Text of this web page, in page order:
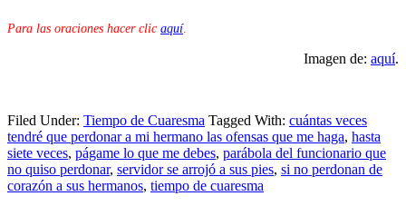
Para las oraciones hacer clic aquí.
Imagen de: aquí.
Filed Under: Tiempo de Cuaresma Tagged With: cuántas veces
tendré que perdonar a mi hermano las ofensas que me haga, hasta
siete veces, págame lo que me debes, parábola del funcionario que
no quiso perdonar, servidor se arrojó a sus pies, si no perdonan de
corazón a sus hermanos, tiempo de cuaresma